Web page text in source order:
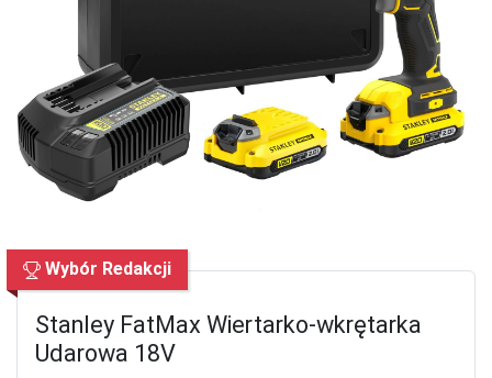
Wybór Redakcji
Stanley FatMax Wiertarko-wkrętarka
Udarowa 18V